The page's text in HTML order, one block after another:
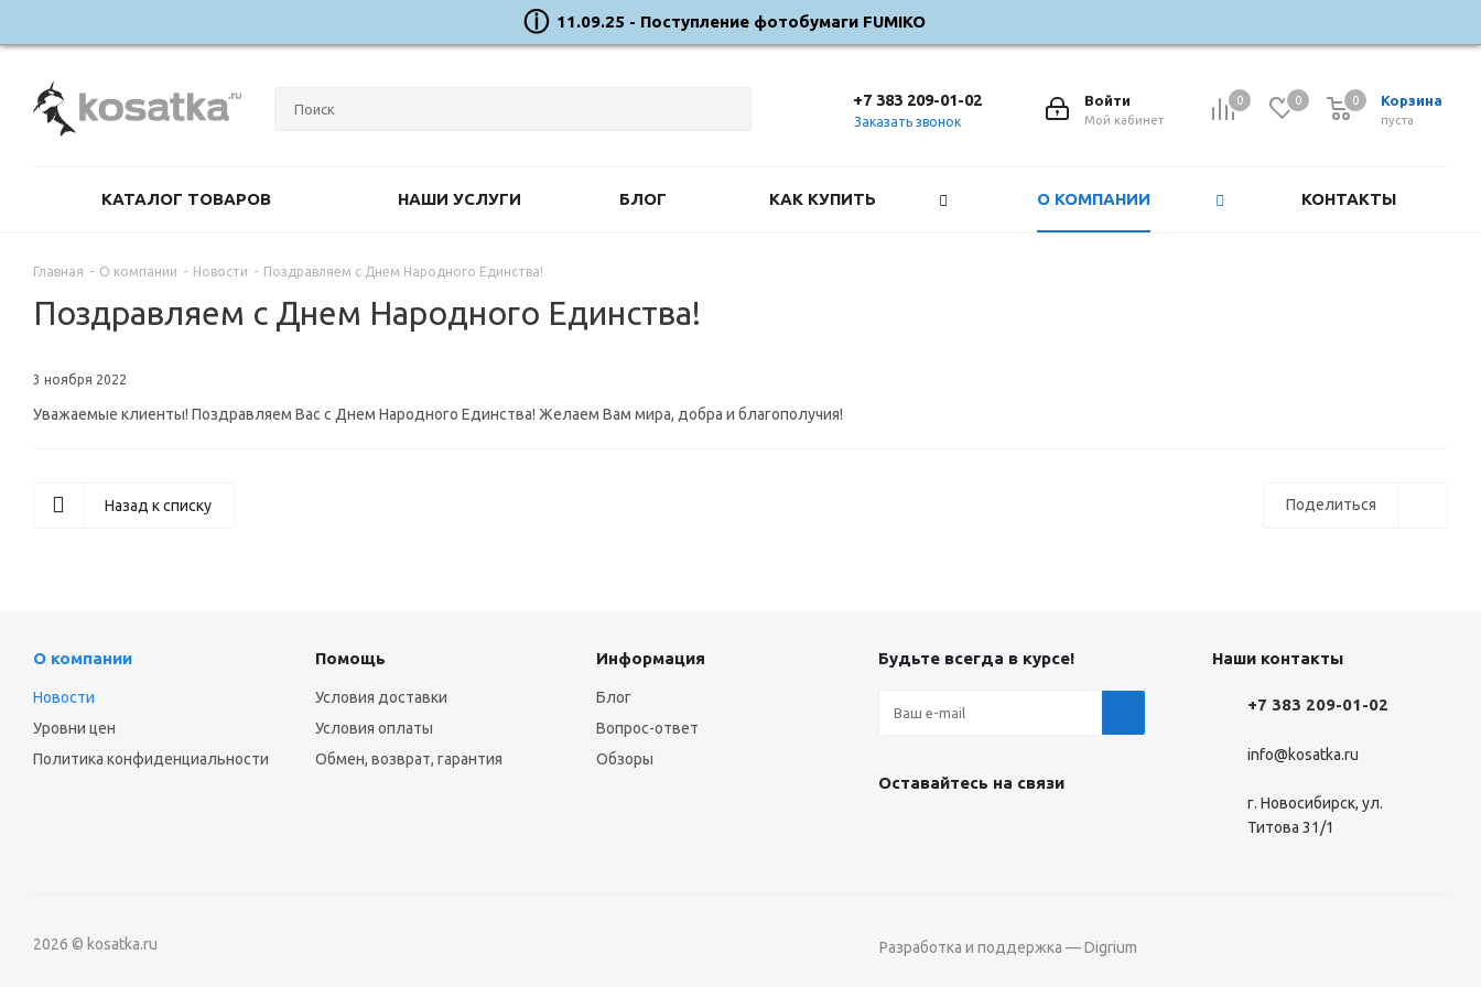
11.09.25 - Поступление фотобумаги FUMIKO
0 0 Корзина
0
пуста
0
Войти
Мой кабинет
+7 383 209-01-02
Заказать звонок
КАТАЛОГ ТОВАРОВ НАШИ УСЛУГИ БЛОГ КАК КУПИТЬ О КОМПАНИИ КОНТАКТЫ
Главная - О компании - Новости - Поздравляем с Днем Народного Единства!
Поздравляем с Днем Народного Единства!
3 ноября 2022
Уважаемые клиенты! Поздравляем Вас с Днем Народного Единства! Желаем Вам мира, добра и благополучия!
Поделиться
Назад к списку
О компании
Новости
Уровни цен
Политика конфиденциальности
Помощь
Условия доставки
Условия оплаты
Обмен, возврат, гарантия
Информация
Блог
Вопрос-ответ
Обзоры
Будьте всегда в курсе!
Оставайтесь на связи
Наши контакты
+7 383 209-01-02
info@kosatka.ru
г. Новосибирск, ул.
Титова 31/1
2026 © kosatka.ru Разработка и поддержка — Digrium